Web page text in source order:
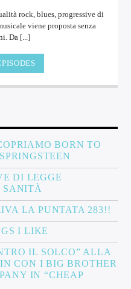
rock, blues, progressive di
presentazioni. Da [...]
BORN TO
DI LEGGE
SANITÀ
LA PUNTATA 283!!
I LIKE
IL SOLCO” ALLA
CON I BIG BROTHER
IN “CHEAP